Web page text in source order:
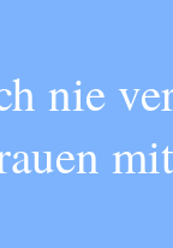
nie